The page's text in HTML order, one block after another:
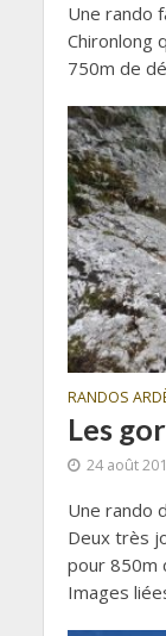
Une rando
Chironlong
750m de
RANDOS
Les
24 août
Une rando
Deux très
pour 850m
Images